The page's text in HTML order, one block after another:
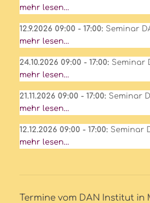
mehr lesen...
12.9.2026 09:00 - 17:00: Seminar
mehr lesen...
24.10.2026 09:00 - 17:00: Seminar
mehr lesen...
21.11.2026 09:00 - 17:00: Seminar
mehr lesen...
12.12.2026 09:00 - 17:00: Seminar
mehr lesen...
Termine vom DAN Institut in